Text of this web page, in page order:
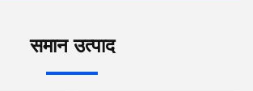
समान उत्पाद